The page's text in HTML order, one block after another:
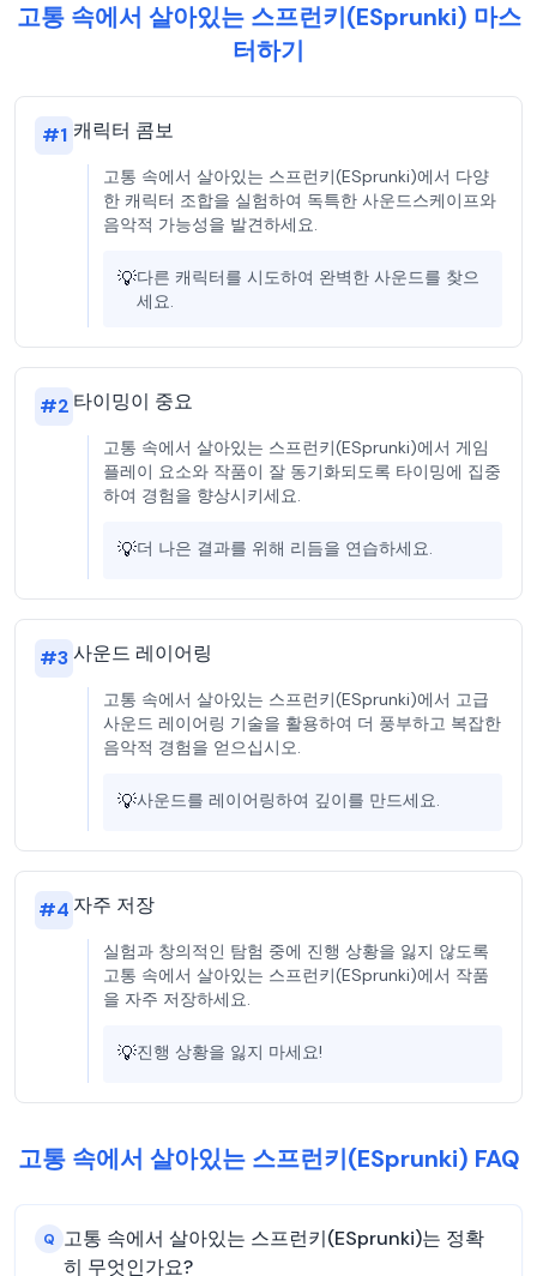
고통 속에서 살아있는 스프런키(ESprunki) 마스
터하기
#1 캐릭터 콤보
고통 속에서 살아있는 스프런키(ESprunki)에서 다양
한 캐릭터 조합을 실험하여 독특한 사운드스케이프와
음악적 가능성을 발견하세요.
💡다른 캐릭터를 시도하여 완벽한 사운드를 찾으
세요.
#2 타이밍이 중요
고통 속에서 살아있는 스프런키(ESprunki)에서 게임
플레이 요소와 작품이 잘 동기화되도록 타이밍에 집중
하여 경험을 향상시키세요.
💡더 나은 결과를 위해 리듬을 연습하세요.
#3사운드 레이어링
고통 속에서 살아있는 스프런키(ESprunki)에서 고급
사운드 레이어링 기술을 활용하여 더 풍부하고 복잡한
음악적 경험을 얻으십시오.
💡사운드를 레이어링하여 깊이를 만드세요.
#4 자주 저장
실험과 창의적인 탐험 중에 진행 상황을 잃지 않도록
고통 속에서 살아있는 스프런키(ESprunki)에서 작품
을 자주 저장하세요.
💡진행 상황을 잃지 마세요!
고통 속에서 살아있는 스프런키(ESprunki) FAQ
Q 고통 속에서 살아있는 스프런키(ESprunki)는 정확
히 무엇인가요?